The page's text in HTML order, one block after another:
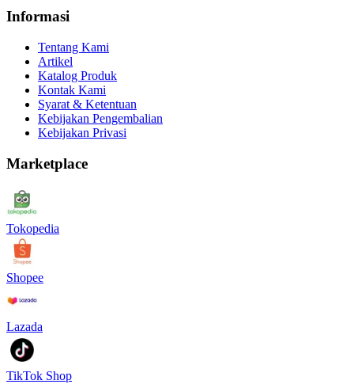
Informasi
Tentang Kami
Artikel
Katalog Produk
Kontak Kami
Syarat & Ketentuan
Kebijakan Pengembalian
Kebijakan Privasi
Marketplace
Tokopedia
Shopee
Lazada
TikTok Shop